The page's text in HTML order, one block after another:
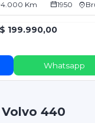
4.000 Km 1950
199.990,00
Whatsapp
Volvo 440